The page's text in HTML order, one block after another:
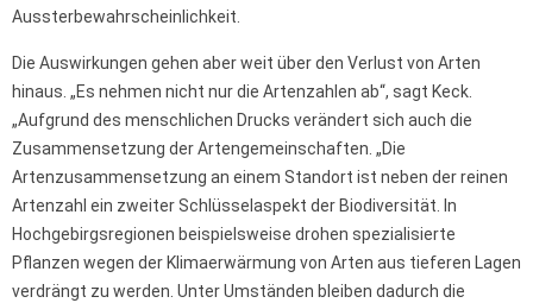
Aussterbewahrscheinlichkeit.
Die Auswirkungen gehen aber weit über den Verlust von Arten
hinaus. „Es nehmen nicht nur die Artenzahlen ab“, sagt Keck.
„Aufgrund des menschlichen Drucks verändert sich auch die
Zusammensetzung der Artengemeinschaften. „Die
Artenzusammensetzung an einem Standort ist neben der reinen
Artenzahl ein zweiter Schlüsselaspekt der Biodiversität. In
Hochgebirgsregionen beispielsweise drohen spezialisierte
Pflanzen wegen der Klimaerwärmung von Arten aus tieferen Lagen
verdrängt zu werden. Unter Umständen bleiben dadurch die